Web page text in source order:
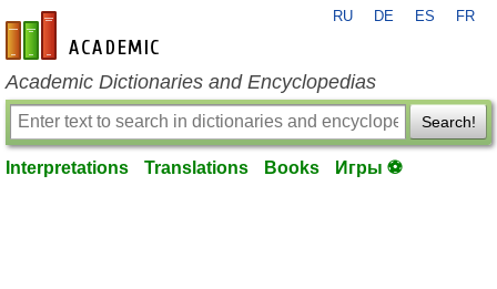
en-academic.com
RU DE ES FR
Academic Dictionaries and Encyclopedias
Search!
Interpretations Translations Books Игры ⚽